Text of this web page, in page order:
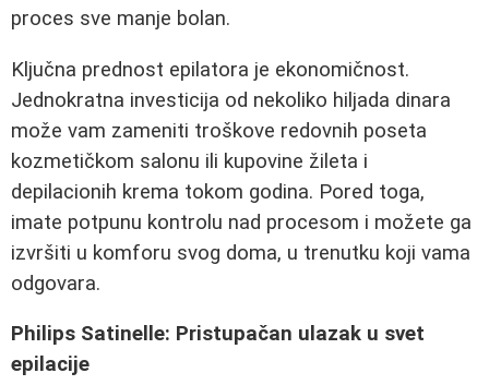
proces sve manje bolan.
Ključna prednost epilatora je ekonomičnost.
Jednokratna investicija od nekoliko hiljada dinara
može vam zameniti troškove redovnih poseta
kozmetičkom salonu ili kupovine žileta i
depilacionih krema tokom godina. Pored toga,
imate potpunu kontrolu nad procesom i možete ga
izvršiti u komforu svog doma, u trenutku koji vama
odgovara.
Philips Satinelle: Pristupačan ulazak u svet
epilacije